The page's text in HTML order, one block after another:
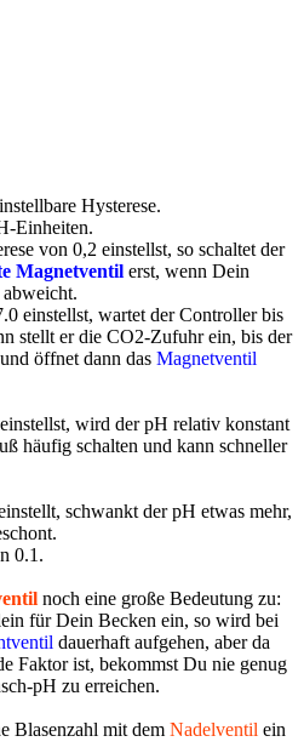
Hysterese.
Einheiten.
von 0,2 einstellst, so schaltet der
Magnetventil erst, wenn Dein
einstellst, wartet der Controller bis
stellt er die CO2-Zufuhr ein, bis der
öffnet dann das Magnetventil
wird der pH relativ konstant
häufig schalten und kann schneller
schwankt der pH etwas mehr,
0.1.
noch eine große Bedeutung zu:
für Dein Becken ein, so wird bei
dauerhaft aufgehen, aber da
Faktor ist, bekommst Du nie genug
pH zu erreichen.
Blasenzahl mit dem Nadelventil ein